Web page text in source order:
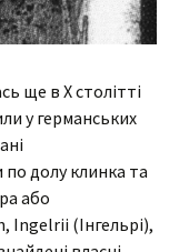
ще в Х столітті
у германських
по долу клинка та
або
Ingelrii (Інгельрі),